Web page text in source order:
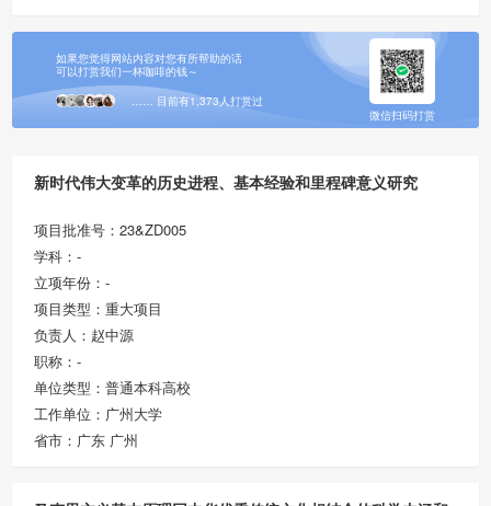
如果您觉得网站内容对您有所帮助的话
可以打赏我们一杯咖啡的钱～
…… 目前有1,373人打赏过
微信扫码打赏
新时代伟大变革的历史进程、基本经验和里程碑意义研究
项目批准号：23&ZD005
学科：-
立项年份：-
项目类型：重大项目
负责人：赵中源
职称：-
单位类型：普通本科高校
工作单位：广州大学
省市：广东 广州